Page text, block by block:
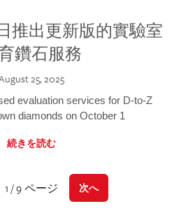
日推出更新版的實驗室
鑽石服務
25, 2025
evaluation services for D-to-Z
diamonds on October 1
続きを読む
1 / 9 ページ 次へ